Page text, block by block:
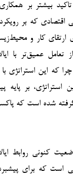
بیشتر بر
اقتصادی که بر
ارتقای کار و
تعامل عمیق‌تر با
که این استراتژی
استراتژی، بر
شده است که
کنونی روابط
است که برای